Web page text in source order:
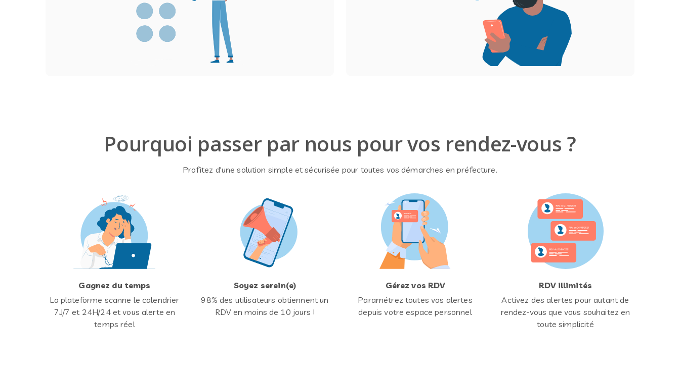
Pourquoi passer par nous pour vos rendez-vous ?
Profitez d'une solution simple et sécurisée pour toutes vos démarches en préfecture.
Gagnez du temps
La plateforme scanne le calendrier
7J/7 et 24H/24 et vous alerte en
temps réel
Soyez serein(e)
98% des utilisateurs obtiennent un
RDV en moins de 10 jours !
Gérez vos RDV
Paramétrez toutes vos alertes
depuis votre espace personnel
RDV illimités
Activez des alertes pour autant de
rendez-vous que vous souhaitez en
toute simplicité